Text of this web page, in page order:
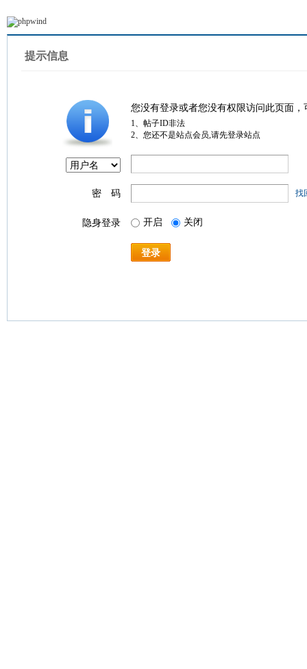
提示信息
您没有登录或者您没有权限访问此页面
1、帖子ID非法
2、您还不是站点会员,请先登录站点
密 码 找
隐身登录 开启 关闭
登录